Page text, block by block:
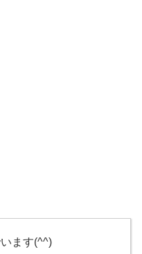
ます(^^)